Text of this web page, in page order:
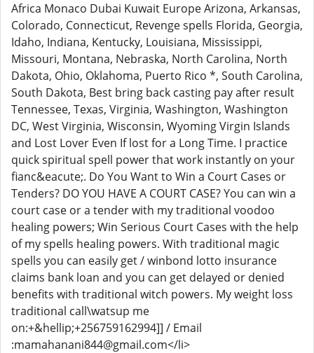
Africa Monaco Dubai Kuwait Europe Arizona, Arkansas,
Colorado, Connecticut, Revenge spells Florida, Georgia,
Idaho, Indiana, Kentucky, Louisiana, Mississippi,
Missouri, Montana, Nebraska, North Carolina, North
Dakota, Ohio, Oklahoma, Puerto Rico *, South Carolina,
South Dakota, Best bring back casting pay after result
Tennessee, Texas, Virginia, Washington, Washington
DC, West Virginia, Wisconsin, Wyoming Virgin Islands
and Lost Lover Even If lost for a Long Time. I practice
quick spiritual spell power that work instantly on your
fianc&eacute;. Do You Want to Win a Court Cases or
Tenders? DO YOU HAVE A COURT CASE? You can win a
court case or a tender with my traditional voodoo
healing powers; Win Serious Court Cases with the help
of my spells healing powers. With traditional magic
spells you can easily get / winbond lotto insurance
claims bank loan and you can get delayed or denied
benefits with traditional witch powers. My weight loss
traditional call\watsup me
on:+&hellip;+256759162994]] / Email
:mamahanani844@gmail.com</li>